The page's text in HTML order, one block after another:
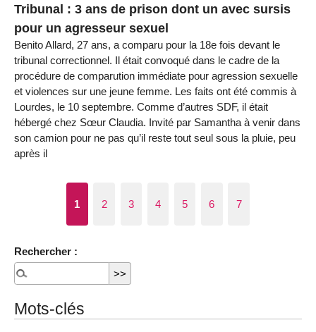
Tribunal : 3 ans de prison dont un avec sursis
pour un agresseur sexuel
Benito Allard, 27 ans, a comparu pour la 18e fois devant le
tribunal correctionnel. Il était convoqué dans le cadre de la
procédure de comparution immédiate pour agression sexuelle
et violences sur une jeune femme. Les faits ont été commis à
Lourdes, le 10 septembre. Comme d’autres SDF, il était
hébergé chez Sœur Claudia. Invité par Samantha à venir dans
son camion pour ne pas qu’il reste tout seul sous la pluie, peu
après il
1 2 3 4 5 6 7
Rechercher :
Mots-clés